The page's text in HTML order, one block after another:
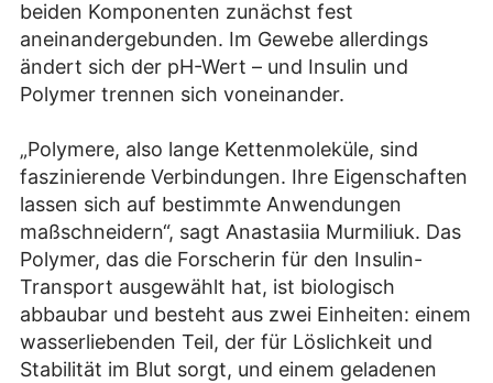
beiden Komponenten zunächst fest
aneinandergebunden. Im Gewebe allerdings
ändert sich der pH-Wert – und Insulin und
Polymer trennen sich voneinander.
„Polymere, also lange Kettenmoleküle, sind
faszinierende Verbindungen. Ihre Eigenschaften
lassen sich auf bestimmte Anwendungen
maßschneidern“, sagt Anastasiia Murmiliuk. Das
Polymer, das die Forscherin für den Insulin-
Transport ausgewählt hat, ist biologisch
abbaubar und besteht aus zwei Einheiten: einem
wasserliebenden Teil, der für Löslichkeit und
Stabilität im Blut sorgt, und einem geladenen